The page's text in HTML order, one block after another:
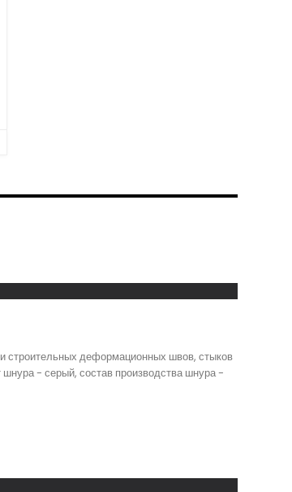
строительных деформационных швов, стыков
- серый, состав производства шнура -